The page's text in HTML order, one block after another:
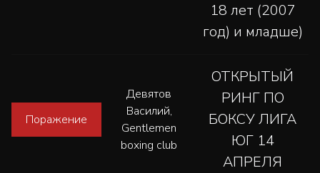
18 лет (2007
год) и младше)
Поражение
Девятов
Василий,
Gentlemen
boxing club
ОТКРЫТЫЙ
РИНГ ПО
БОКСУ ЛИГА
ЮГ 14
АПРЕЛЯ